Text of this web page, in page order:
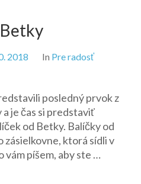
2018 In Pre radosť
posledný prvok z
je čas si predstaviť
od Betky. Balíčky od
zásielkovne, ktorá sídli v
píšem, aby ste …